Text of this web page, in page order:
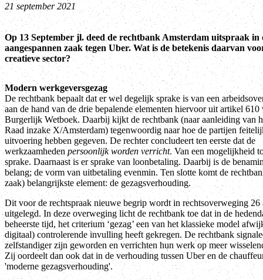
21 september 2021
Op 13 September jl. deed de rechtbank Amsterdam uitspraak
aangespannen zaak tegen Uber. Wat is de betekenis daarvan
creatieve sector?
Modern werkgeversgezag
De rechtbank bepaalt dat er wel degelijk sprake is van een
aan de hand van de drie bepalende elementen hiervoor uit artikel
Burgerlijk Wetboek. Daarbij kijkt de rechtbank (naar aanleiding van
Raad inzake X/Amsterdam) tegenwoordig naar hoe de partijen
uitvoering hebben gegeven. De rechter concludeert ten eerste dat de
werkzaamheden persoonlijk worden verricht. Van een mogelijkheid
sprake. Daarnaast is er sprake van loonbetaling. Daarbij is de
belang; de vorm van uitbetaling evenmin. Ten slotte komt de
zaak) belangrijkste element: de gezagsverhouding.
Dit voor de rechtspraak nieuwe begrip wordt in rechtsoverweging 26
uitgelegd. In deze overweging licht de rechtbank toe dat in de
beheerste tijd, het criterium ‘gezag’ een van het klassieke model
digitaal) controlerende invulling heeft gekregen. De rechtbank
zelfstandiger zijn geworden en verrichten hun werk op meer
Zij oordeelt dan ook dat in de verhouding tussen Uber en de
'moderne gezagsverhouding'.